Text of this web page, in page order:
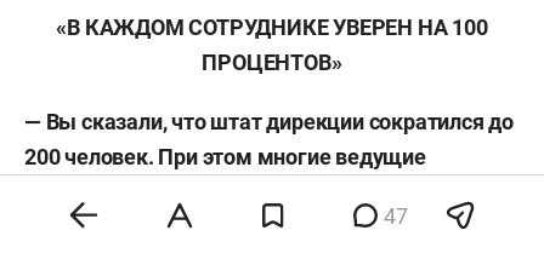
«В КАЖДОМ СОТРУДНИКЕ УВЕРЕН НА 100
ПРОЦЕНТОВ»
— Вы сказали, что штат дирекции сократился до
200 человек. При этом многие ведущие
остался? И многие спрашивают: если все знали,
47